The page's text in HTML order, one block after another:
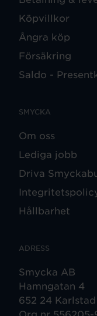
Köpvillkor
Ångra köp
Försäkring
Saldo -
SMYCKA
Om oss
Lediga jobb
Driva
Hållbarhet
ADRESS
Smycka AB
Hamngatan 4
652 24 Karlstad